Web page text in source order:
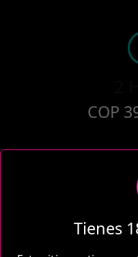
Tienes
COP
5
COP